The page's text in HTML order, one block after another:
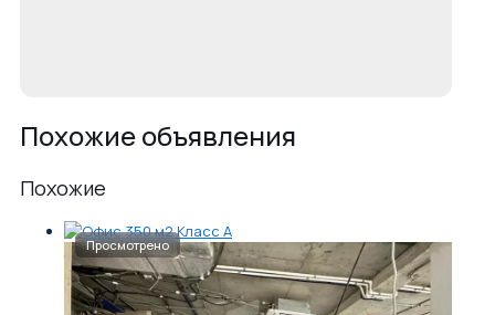
Похожие объявления
Похожие